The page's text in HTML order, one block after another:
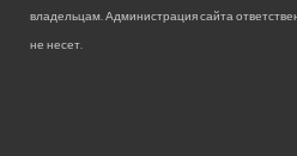
владельцам. Администрация сайта
не несет.